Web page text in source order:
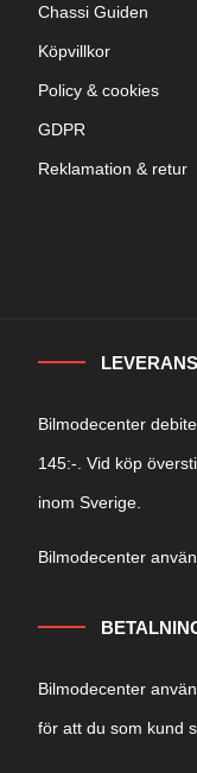
Chassi Guiden
Köpvillkor
Policy & cookies
GDPR
Reklamation & retur
LEVERANS
Bilmodecenter
145:-. Vid köp
inom Sverige.
Bilmodecenter
Bilmodecenter
för att du som kund